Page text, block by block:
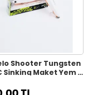
Shooter Tungsten
Sinking Maket Yem 8